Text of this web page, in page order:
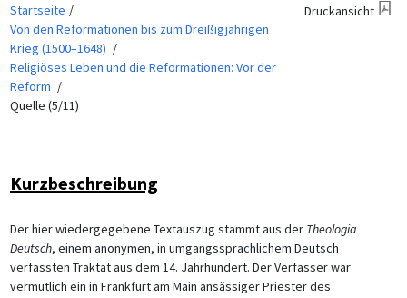
Startseite
Von den Reformationen bis zum Dreißigjährigen
Krieg (1500–1648)
Religiöses Leben und die Reformationen: Vor der
Reform
Quelle (5/11)
Druckansicht
Kurzbeschreibung
Der hier wiedergegebene Textauszug stammt aus der Theologia
Deutsch, einem anonymen, in umgangssprachlichem Deutsch
verfassten Traktat aus dem 14. Jahrhundert. Der Verfasser war
vermutlich ein in Frankfurt am Main ansässiger Priester des